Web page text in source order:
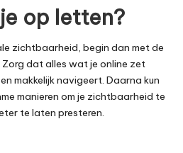
op letten?
zichtbaarheid, begin dan met de
dat alles wat je online zet
makkelijk navigeert. Daarna kun
manieren om je zichtbaarheid te
te laten presteren.